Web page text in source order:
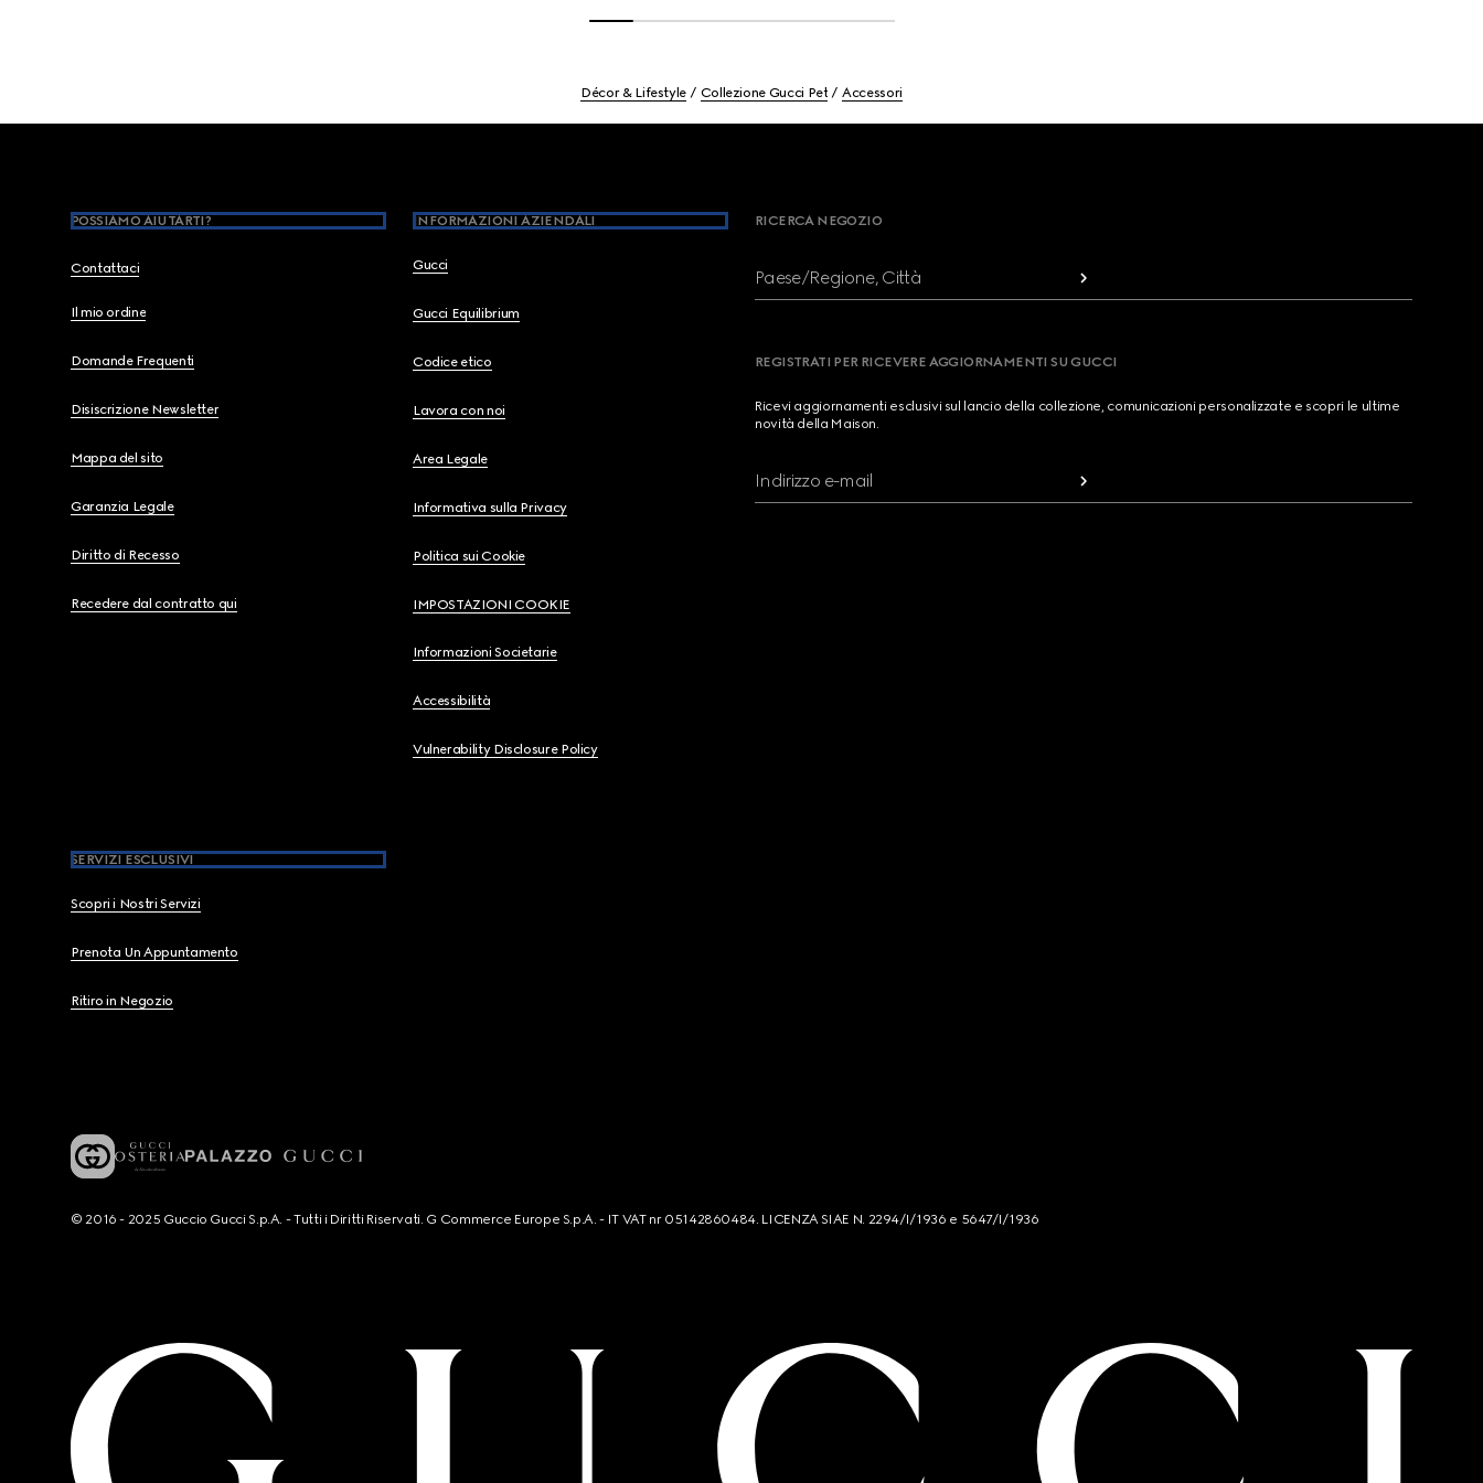
Décor & Lifestyle Collezione Gucci Pet Accessori
POSSIAMO AIUTARTI?
Contattaci
Il mio ordine
Domande Frequenti
Disiscrizione Newsletter
Mappa del sito
Garanzia Legale
Diritto di Recesso
Recedere dal contratto qui
INFORMAZIONI AZIENDALI
Gucci
Gucci Equilibrium
Codice etico
Lavora con noi
Area Legale
Informativa sulla Privacy
Politica sui Cookie
IMPOSTAZIONI COOKIE
Informazioni Societarie
Accessibilità
Vulnerability Disclosure Policy
SERVIZI ESCLUSIVI
Scopri i Nostri Servizi
Prenota Un Appuntamento
Ritiro in Negozio
RICERCA NEGOZIO
Paese/Regione, Città
REGISTRATI PER RICEVERE AGGIORNAMENTI SU GUCCI
Ricevi aggiornamenti esclusivi sul lancio della collezione, comunicazioni personalizzate e scopri le ultime
novità della Maison.
Indirizzo e-mail
© 2016 - 2025 Guccio Gucci S.p.A. - Tutti i Diritti Riservati. G Commerce Europe S.p.A. - IT VAT nr 05142860484. LICENZA SIAE N. 2294/I/1936 e 5647/I/1936